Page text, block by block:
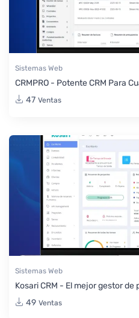
Sistemas Web
CRMPRO - Potente CRM Para
47 Ventas
Sistemas Web
Kosari CRM - El mejor gestor de
49 Ventas